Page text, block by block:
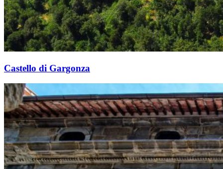
Castello di Gargonza